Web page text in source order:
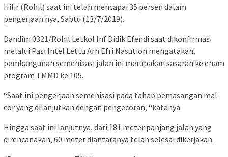
Hilir (Rohil) saat ini telah mencapai 35 persen dalam
pengerjaan nya, Sabtu (13/7/2019).
Dandim 0321/Rohil Letkol Inf Didik Efendi saat dikonfirmasi
melalui Pasi Intel Lettu Arh Efri Nasution mengatakan,
pembangunan semenisasi jalan ini merupakan sasaran ke enam
program TMMD ke 105.
“Saat ini pengerjaan semenisasi pada tahap pemasangan mal
cor yang dilanjutkan dengan pengecoran, “katanya.
Hingga saat ini lanjutnya, dari 181 meter panjang jalan yang
direncanakan, 60 meter diantaranya telah selesai dikerjakan.